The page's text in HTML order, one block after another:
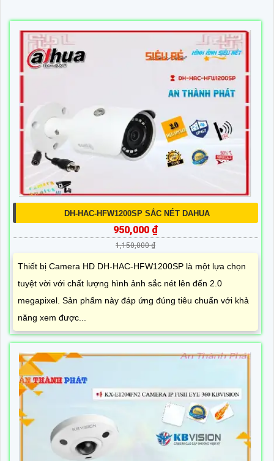
DH-HAC-HFW1200SP SẮC NÉT DAHUA
950,000 ₫
1,150,000 ₫
Thiết bị Camera HD DH-HAC-HFW1200SP là một lựa chọn
tuyệt vời với chất lượng hình ảnh sắc nét lên đến 2.0
megapixel. Sản phẩm này đáp ứng đúng tiêu chuẩn với khả
năng xem được...